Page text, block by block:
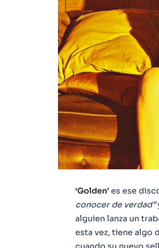
‘Golden’es ese
conocer de verdad”
alguien lanza un
esta vez, tiene algo